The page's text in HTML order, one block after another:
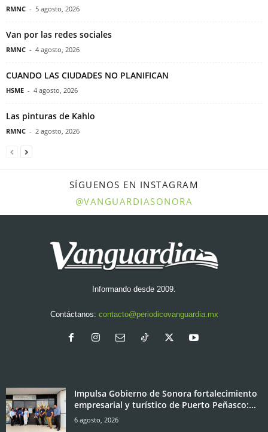
RMNC - 5 agosto, 2026
Van por las redes sociales
RMNC - 4 agosto, 2026
CUANDO LAS CIUDADES NO PLANIFICAN
HSME - 4 agosto, 2026
Las pinturas de Kahlo
RMNC - 2 agosto, 2026
SÍGUENOS EN INSTAGRAM
@VANGUARDIASONORA
Informando desde 2009.
Contáctanos: contacto@periodicovanguardia.mx
Impulsa Gobierno de Sonora fortalecimiento
empresarial y turístico de Puerto Peñasco:...
6 agosto, 2026